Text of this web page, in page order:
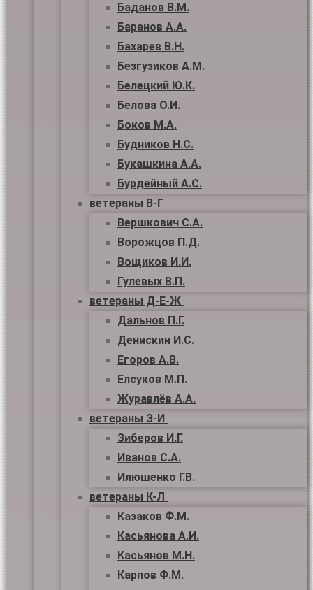
Баданов В.М.
Баранов А.А.
Бахарев В.Н.
Безгузиков А.М.
Белецкий Ю.К.
Белова О.И.
Боков М.А.
Будников Н.С.
Букашкина А.А.
Бурдейный А.С.
ветераны В-Г
Вершкович С.А.
Ворожцов П.Д.
Вощиков И.И.
Гулевых В.П.
ветераны Д-Е-Ж
Дальнов П.Г.
Денискин И.С.
Егоров А.В.
Елсуков М.П.
Журавлёв А.А.
ветераны З-И
Зиберов И.Г.
Иванов С.А.
Илюшенко Г.В.
ветераны К-Л
Казаков Ф.М.
Касьянова А.И.
Касьянов М.Н.
Карпов Ф.М.